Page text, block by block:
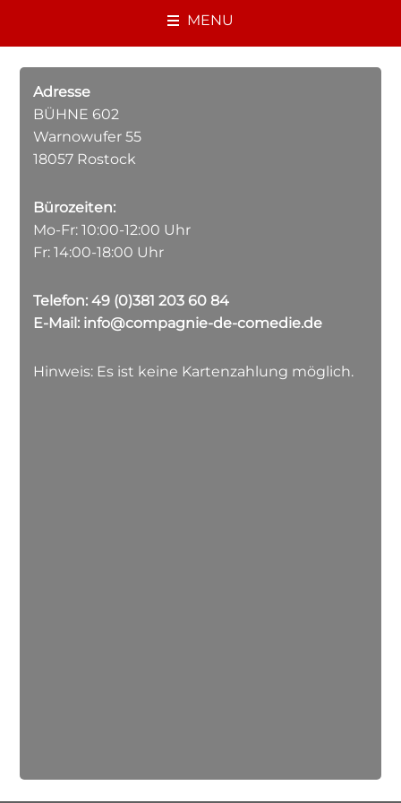
MENU
Adresse
BÜHNE 602
Warnowufer 55
18057 Rostock
Bürozeiten:
Mo-Fr: 10:00-12:00 Uhr
Fr: 14:00-18:00 Uhr
Telefon: 49 (0)381 203 60 84
E-Mail: info@compagnie-de-comedie.de
Hinweis: Es ist keine Kartenzahlung möglich.